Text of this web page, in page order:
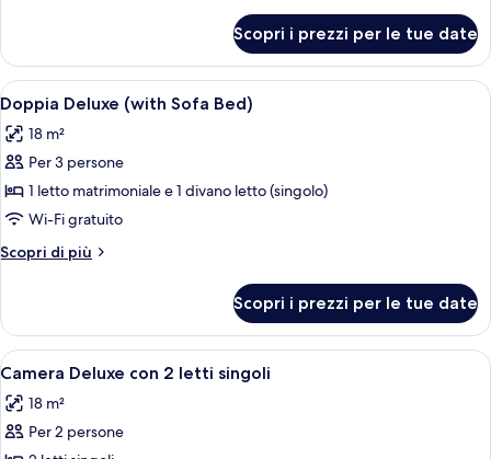
Deluxe
Scopri i prezzi per le tue date
Apri
tutte
le
foto
per
Doppia
Deluxe
(with
Bed)
Una camera d'albergo con un letto,
5
Doppia Deluxe (with Sofa Bed)
18 m²
Per 3 persone
1 letto matrimoniale e 1 divano letto (singolo)
Wi-Fi gratuito
Scopri di più
Altri
Deluxe
(with
Sofa
Scopri i prezzi per le tue date
Apri
tutte
le
foto
Camera d'albergo con un letto, due
6
Camera Deluxe con 2 letti singoli
18 m²
Per 2 persone